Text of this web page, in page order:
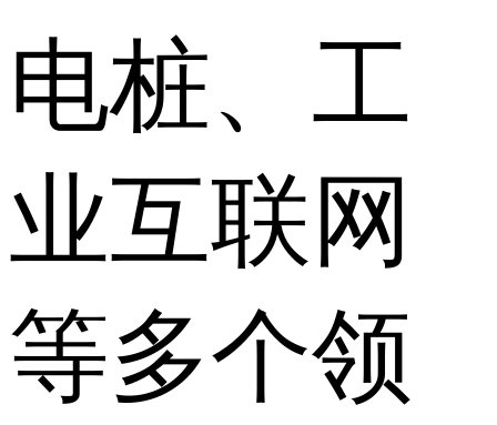
电桩、工
业互联网
等多个领